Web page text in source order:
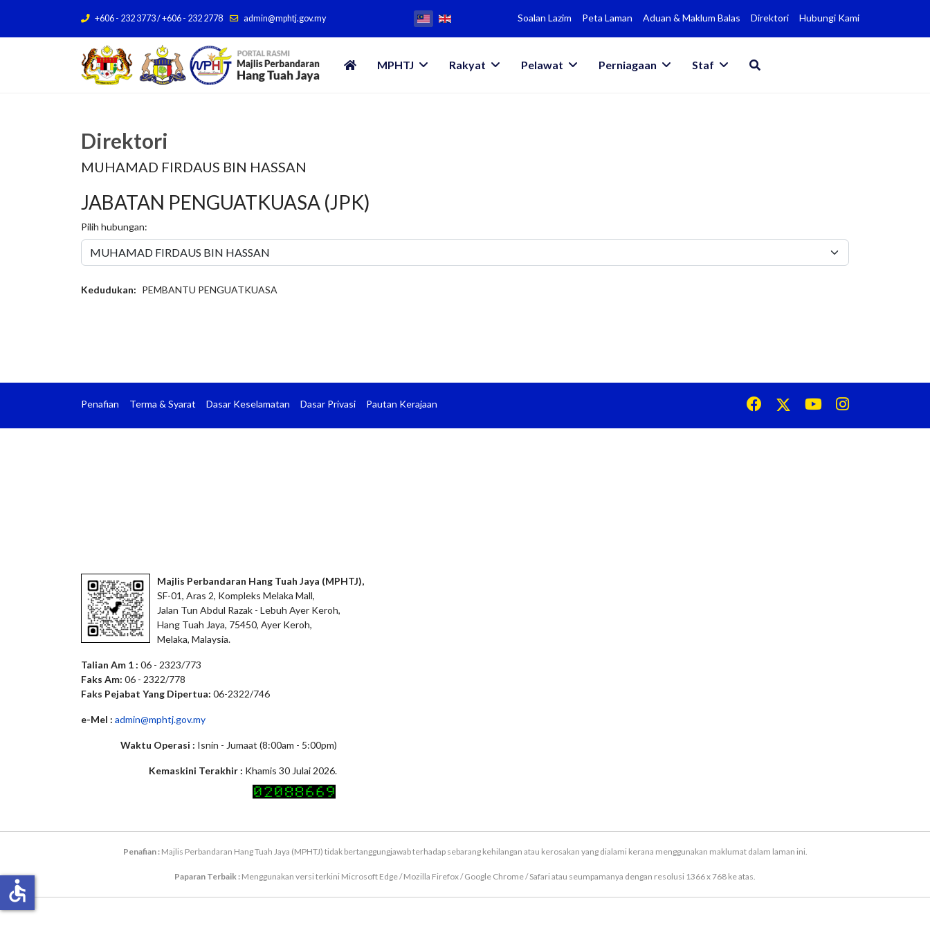
+606 - 232 3773 / +606 - 232 2778 admin@mphtj.gov.my Soalan Lazim Peta Laman Aduan & Maklum Balas Direktori Hubungi Kami
MPHTJ Rakyat Pelawat Perniagaan Staf
Direktori
MUHAMAD FIRDAUS BIN HASSAN
JABATAN PENGUATKUASA (JPK)
Pilih hubungan:
Kedudukan: PEMBANTU PENGUATKUASA
Penafian Terma & Syarat Dasar Keselamatan Dasar Privasi Pautan Kerajaan
Majlis Perbandaran Hang Tuah Jaya (MPHTJ),
SF-01, Aras 2, Kompleks Melaka Mall,
Jalan Tun Abdul Razak - Lebuh Ayer Keroh,
Hang Tuah Jaya, 75450, Ayer Keroh,
Melaka, Malaysia.
Talian Am 1 : 06 - 2323/773
Faks Am: 06 - 2322/778
Faks Pejabat Yang Dipertua: 06-2322/746
e-Mel : admin@mphtj.gov.my
Waktu Operasi : Isnin - Jumaat (8:00am - 5:00pm)
Kemaskini Terakhir : Khamis 30 Julai 2026.
Penafian :Majlis Perbandaran Hang Tuah Jaya (MPHTJ) tidak bertanggungjawab terhadap sebarang kehilangan atau kerosakan yang dialami kerana menggunakan maklumat dalam laman ini.
Paparan Terbaik : Menggunakan versi terkini Microsoft Edge / Mozilla Firefox / Google Chrome / Safari atau seumpamanya dengan resolusi 1366 x 768 ke atas.
accessible